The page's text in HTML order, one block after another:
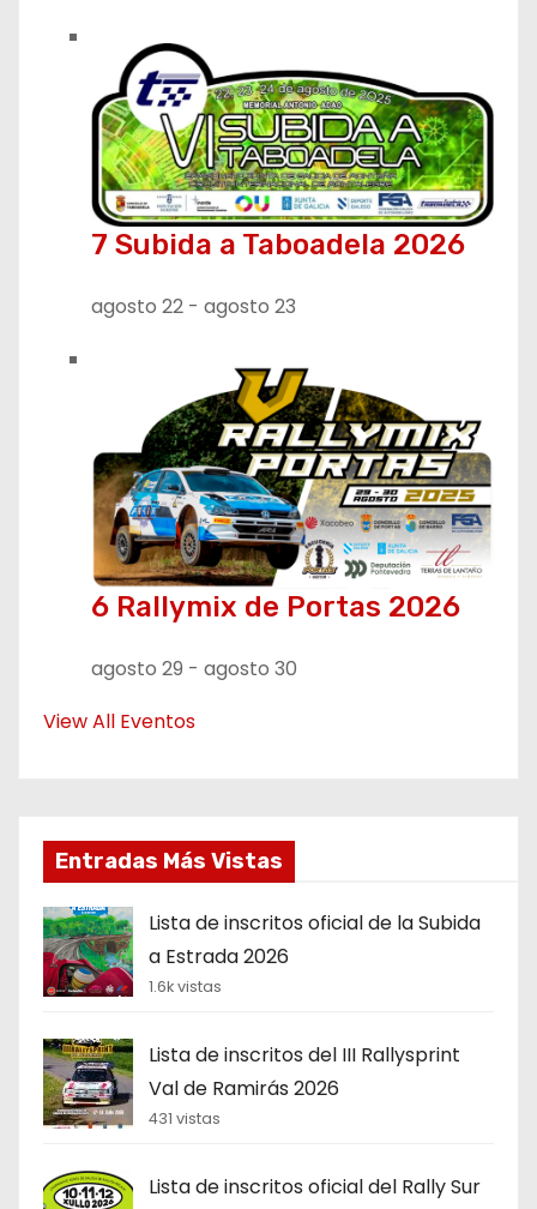
7 Subida a Taboadela 2026
agosto 22 - agosto 23
6 Rallymix de Portas 2026
agosto 29 - agosto 30
View All Eventos
Entradas Más Vistas
Lista de inscritos oficial de la Subida
a Estrada 2026
1.6k vistas
Lista de inscritos del III Rallysprint
Val de Ramirás 2026
431 vistas
Lista de inscritos oficial del Rally Sur